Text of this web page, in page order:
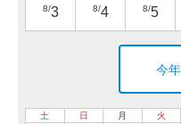
8/3 8/4 8/5
今
土 日 月 火